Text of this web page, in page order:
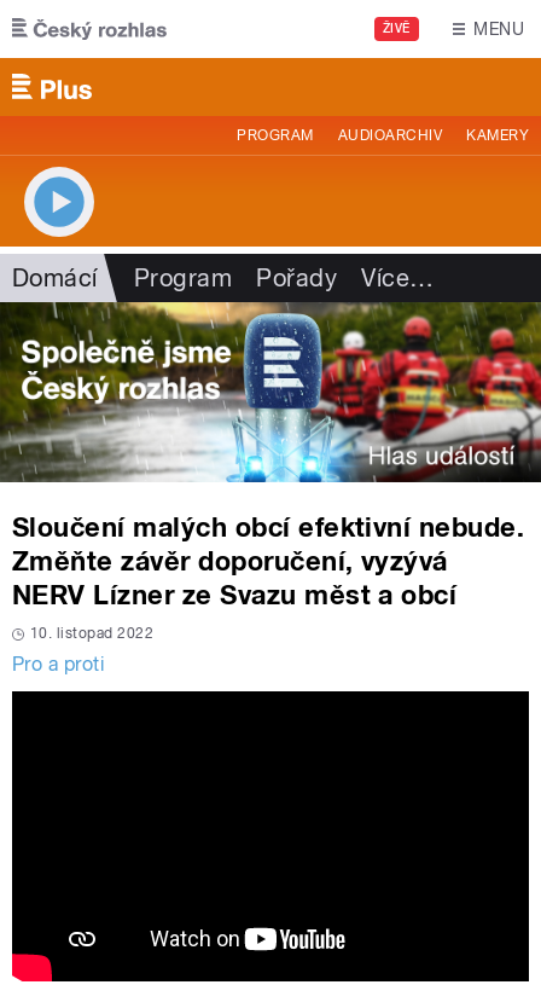
Přejít k hlavnímu obsahu
ŽIVĚ MENU
PROGRAM AUDIOARCHIV KAMERY
Domácí Program Pořady Více…
Sloučení malých obcí efektivní nebude.
Změňte závěr doporučení, vyzývá
NERV Lízner ze Svazu měst a obcí
10. listopad 2022
Pro a proti